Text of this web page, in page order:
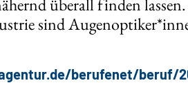
überall finden
sind
berufenet/beruf/